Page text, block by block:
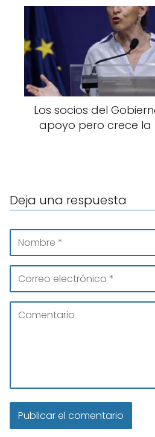
Los socios del
apoyo pero crece
Deja una respuesta